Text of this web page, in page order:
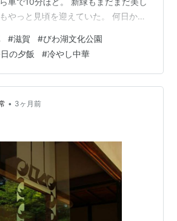
やっと見頃を迎えていた。 何日か前
や美術館がある公園なので、比較的
ぎやろ)。昼間だし 暑いのかな。折
..。 比較的さつきの花って撮る人あ
れない。普段街のいたるところ の植
いるからそう珍しくない花なのか
す。 今日…
#滋賀 #びわ湖文化公園
の夕飯 #冷やし中華
• 3ヶ月前